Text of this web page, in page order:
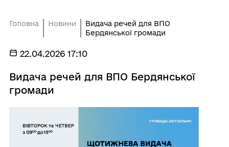
Головна Новини
Видача речей для ВПО
Бердянської громади
22.04.2026 17:10
Видача речей для ВПО Бердянської
громади